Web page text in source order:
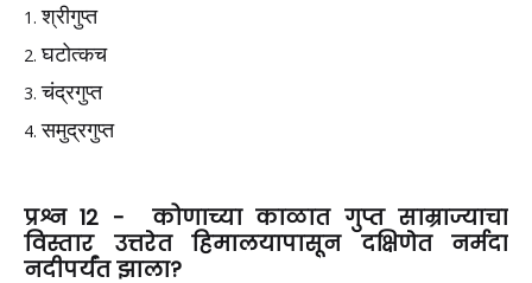
श्रीगुप्त
घटोत्कच
चंद्रगुप्त
समुद्रगुप्त
प्रश्न 12 - कोणाच्या काळात गुप्त साम्राज्याचा
विस्तार उत्तरेत हिमालयापासून दक्षिणेत नर्मदा
नदीपर्यंत झाला?